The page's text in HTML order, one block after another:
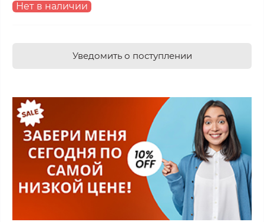
Нет в наличии
Уведомить о поступлении